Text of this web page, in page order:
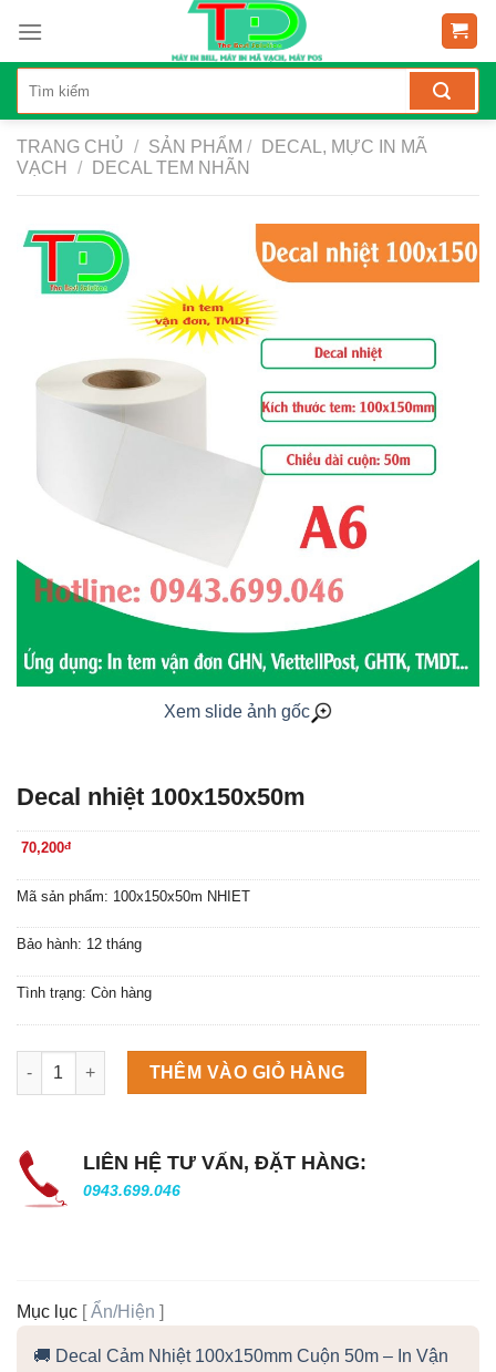
content
TRANG CHỦ / SẢN PHẨM /
DECAL, MỰC IN MÃ
VẠCH
/ DECAL TEM NHÃN
Xem slide ảnh gốc
Decal nhiệt 100x150x50m
70,200đ
Mã sản phẩm: 100x150x50m NHIET
Bảo hành: 12 tháng
Tình trạng: Còn hàng
Máy làm đá viên Scotsman NW458AS số lượng
THÊM VÀO GIỎ HÀNG
LIÊN HỆ TƯ VẤN, ĐẶT HÀNG:
0943.699.046
Mục lục [Ẩn/Hiện ]
🚚 Decal Cảm Nhiệt 100x150mm Cuộn 50m – In Vận